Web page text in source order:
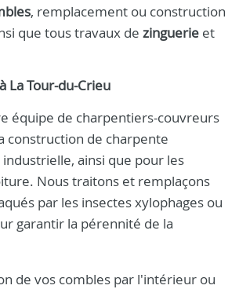
, remplacement ou construction
que tous travaux de zinguerie et
La Tour-du-Crieu
équipe de charpentiers-couvreurs
construction de charpente
ainsi que pour les
Nous traitons et remplaçons
par les insectes xylophages ou
garantir la pérennité de la
de vos combles par l'intérieur ou